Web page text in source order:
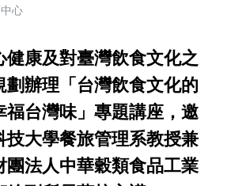
心
健康及對臺灣飲食文化之
劃辦理「台灣飲食文化的
福台灣味」專題講座，邀
技大學餐旅管理系教授兼
團法人中華穀類食品工業